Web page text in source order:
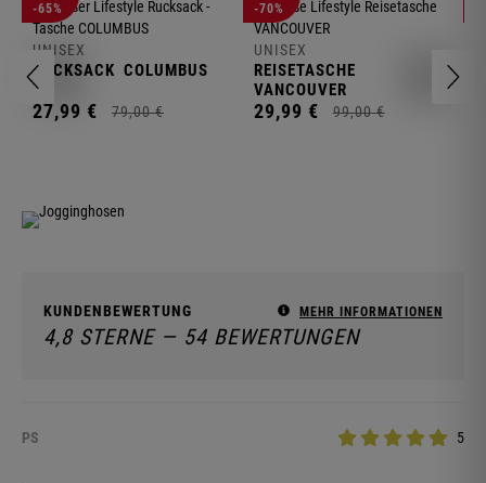
-65%
UNISEX
RUCKSACK COLUMBUS
27,99 € 79,00 €
-70%
UNISEX
REISETASCHE
VANCOUVER
29,99 € 99,00 €
KUNDENBEWERTUNG MEHR INFORMATIONEN
4,8 STERNE — 54 BEWERTUNGEN
PS 5